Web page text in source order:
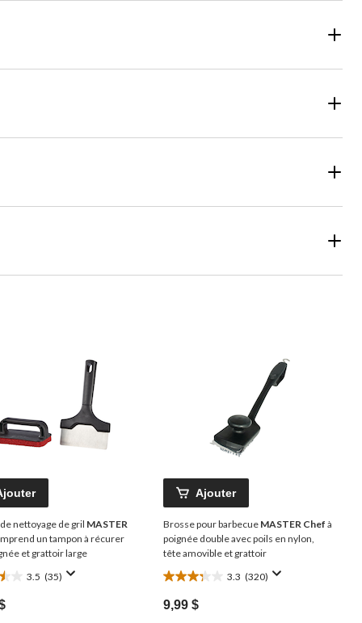
nettoyage de gril MASTER
un tampon à récurer
et grattoir large
3.5 (35)
Ajouter
Brosse pour barbecue MASTER Chef à
poignée double avec poils en nylon,
tête amovible et grattoir
3.3 (320)
3.3
étoile(s)
sur
9,99 $